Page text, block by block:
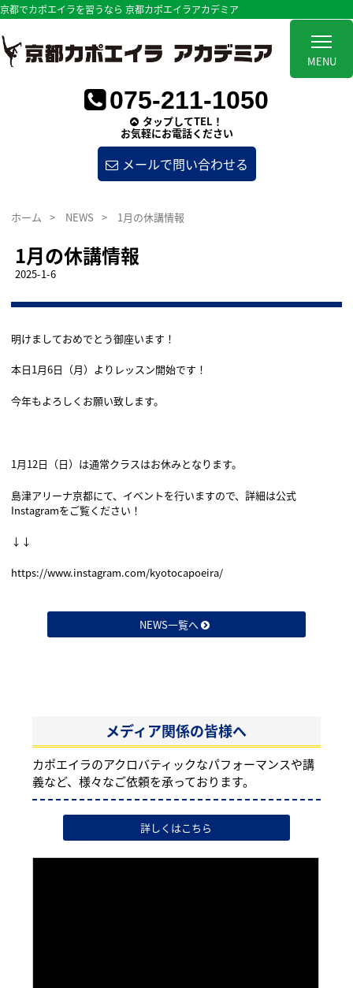
MENU
京都でカポエイラを習うなら 京都カポエイラアカデミア
075-211-1050
タップしてTEL！
お気軽にお電話ください
メールで問い合わせる
ホーム > NEWS > 1月の休講情報
1月の休講情報
2025-1-6
明けましておめでとう御座います！
本日1月6日（月）よりレッスン開始です！
今年もよろしくお願い致します。
1月12日（日）は通常クラスはお休みとなります。
島津アリーナ京都にて、イベントを行いますので、詳細は公式
Instagramをご覧ください！
↓↓
https://www.instagram.com/kyotocapoeira/
NEWS一覧へ
メディア関係の皆様へ
カポエイラのアクロバティックなパフォーマンスや講
義など、様々なご依頼を承っております。
詳しくはこちら